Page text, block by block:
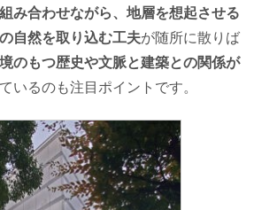
み合わせながら、地層を想起させる
自然を取り込む工夫が随所に散りば
のもつ歴史や文脈と建築との関係が
いるのも注目ポイントです。